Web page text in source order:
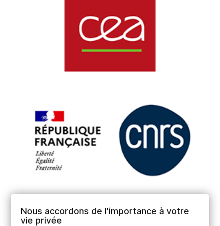
Nous accordons de l'importance à votre
vie privée